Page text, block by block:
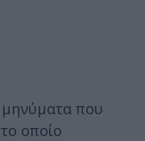
που
οποίο